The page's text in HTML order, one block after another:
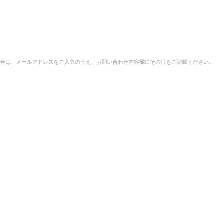
は、メールアドレスをご入力のうえ、お問い合わせ内容欄にその旨をご記載ください。